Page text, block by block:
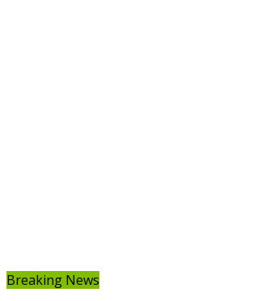
Breaking News